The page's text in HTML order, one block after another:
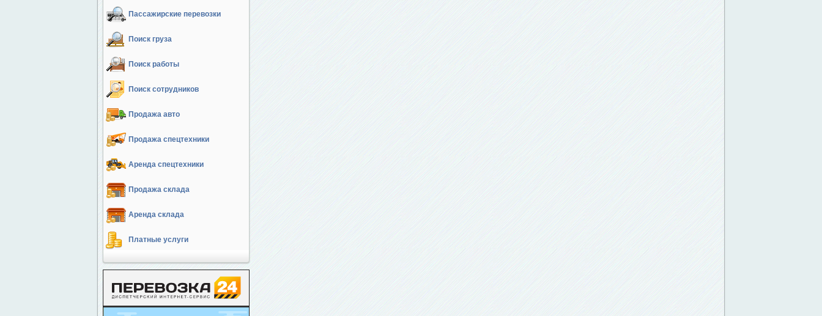
Пассажирские перевозки
Поиск груза
Поиск работы
Поиск сотрудников
Продажа авто
Продажа спецтехники
Аренда спецтехники
Продажа склада
Аренда склада
Платные услуги